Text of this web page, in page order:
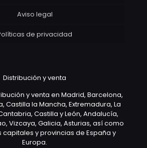
Aviso legal
de privacidad
Distribución y venta
y venta en Madrid, Barcelona,
Castilla la Mancha, Extremadura, La
Castilla y León, Andalucía,
Vizcaya, Galicia, Asturias, así como
y provincias de España y
Europa.